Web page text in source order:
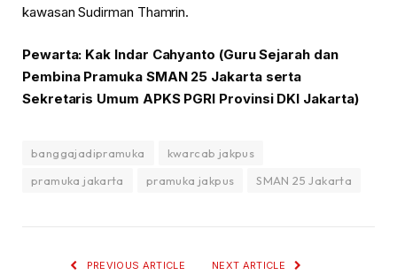
kawasan Sudirman Thamrin.
Pewarta: Kak Indar Cahyanto (Guru Sejarah dan
Pembina Pramuka SMAN 25 Jakarta serta
Sekretaris Umum APKS PGRI Provinsi DKI Jakarta)
banggajadipramuka
kwarcab jakpus
pramuka jakarta
pramuka jakpus SMAN 25 Jakarta
PREVIOUS ARTICLE NEXT ARTICLE